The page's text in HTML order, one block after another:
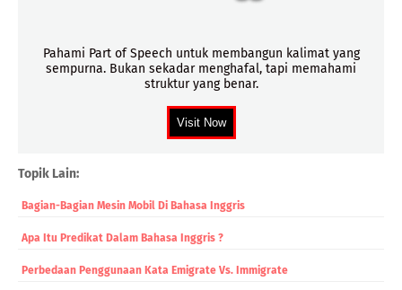
Pahami Part of Speech untuk membangun kalimat yang
sempurna. Bukan sekadar menghafal, tapi memahami
struktur yang benar.
Topik Lain:
Bagian-Bagian Mesin Mobil Di Bahasa Inggris
Apa Itu Predikat Dalam Bahasa Inggris ?
Perbedaan Penggunaan Kata Emigrate Vs. Immigrate